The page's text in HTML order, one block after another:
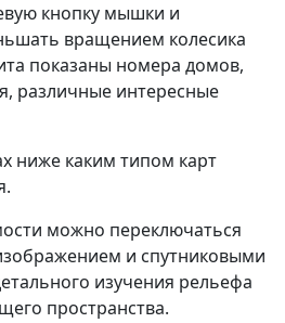
кнопку мышки и
вращением колесика
показаны номера домов,
различные интересные
ниже каким типом карт
можно переключаться
и спутниковыми
изучения рельефа
пространства.